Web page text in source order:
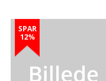
SPAR
12%